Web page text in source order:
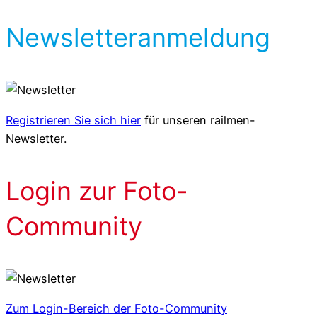
Newsletteranmeldung
Registrieren Sie sich hier für unseren railmen-
Newsletter.
Login zur Foto-
Community
Zum Login-Bereich der Foto-Community